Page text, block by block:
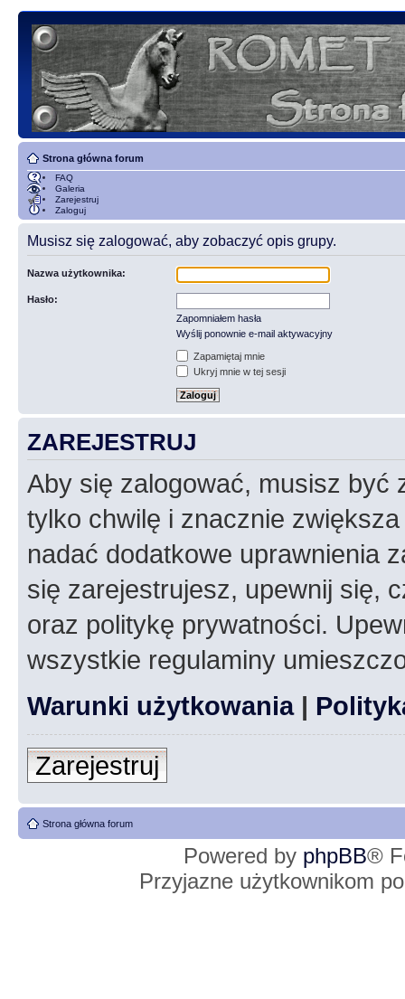
Strona główna forum
FAQ
Galeria
Zarejestruj
Zaloguj
Musisz się zalogować, aby zobaczyć opis grupy.
Nazwa użytkownika:
Hasło:
Zapomniałem hasła
Wyślij ponownie e-mail aktywacyjny
Zapamiętaj mnie
Ukryj mnie w tej sesji
ZAREJESTRUJ
Aby się zalogować, musisz być
tylko chwilę i znacznie
nadać dodatkowe uprawnienia
się zarejestrujesz, upewnij się,
oraz politykę prywatności.
wszystkie regulaminy
Warunki użytkowania|
Zarejestruj
Strona główna forum
Powered by phpBB®
Przyjazne użytkownikom